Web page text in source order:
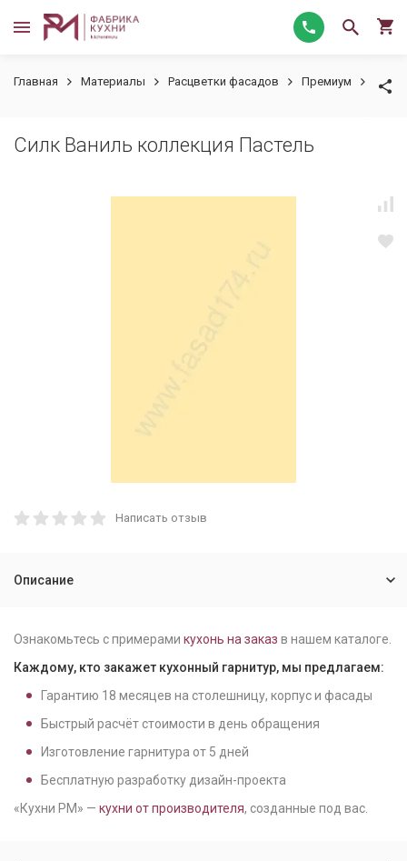
Главная Материалы Расцветки фасадов Премиум
Силк Ваниль коллекция Пастель
Написать отзыв
Описание
Ознакомьтесь с примерами кухонь на заказ в нашем каталоге.
Каждому, кто закажет кухонный гарнитур, мы предлагаем:
Гарантию 18 месяцев на столешницу, корпус и фасады
Быстрый расчёт стоимости в день обращения
Изготовление гарнитура от 5 дней
Бесплатную разработку дизайн-проекта
«Кухни РМ» — кухни от производителя, созданные под вас.